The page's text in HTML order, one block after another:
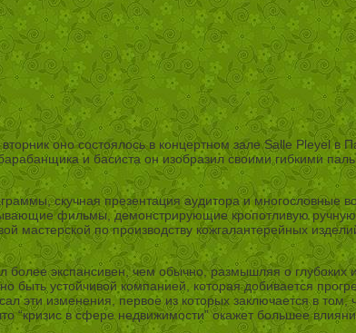
оно состоялось в концертном зале Salle Pleyel в
и басиста он изобразил своими гибкими
скучная презентация аудитора и многословные
фильмы, демонстрирующие кропотливую ручную
мастерской по производству кожгалантерейных
экспансивен, чем обычно, размышляя о глубоких
устойчивой компанией, которая добивается
эти изменения, первое из которых заключается в
“кризис в сфере недвижимости” окажет большее